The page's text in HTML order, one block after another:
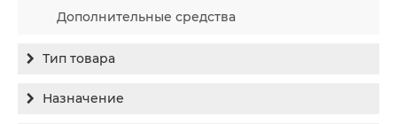
Дополнительные средства
Тип товара
Бальзам
Назначение